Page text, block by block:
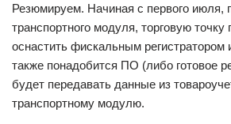
Резюмируем. Начиная с первого июля,
транспортного модуля, торговую точку
оснастить фискальным регистратором
также понадобится ПО (либо готовое
будет передавать данные из
транспортному модулю.